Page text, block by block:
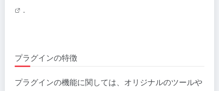
.
プラグインの特徴
プラグインの機能に関しては、オリジナルのツールや